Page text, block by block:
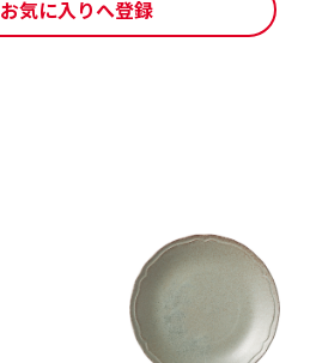
お気に入りへ登録